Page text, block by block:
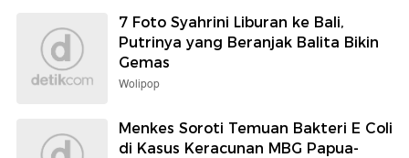
7 Foto Syahrini Liburan ke Bali,
Putrinya yang Beranjak Balita Bikin
Gemas
Wolipop
Menkes Soroti Temuan Bakteri E Coli
di Kasus Keracunan MBG Papua-